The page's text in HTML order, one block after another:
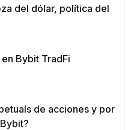
del dólar, política del
Bybit TradFi
de acciones y por